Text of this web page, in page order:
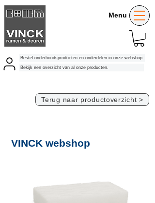
Bekijk een overzicht van al onze producten.
Bestel onderhoudsproducten en onderdelen in onze webshop.
Menu
Terug naar productoverzicht >
VINCK webshop